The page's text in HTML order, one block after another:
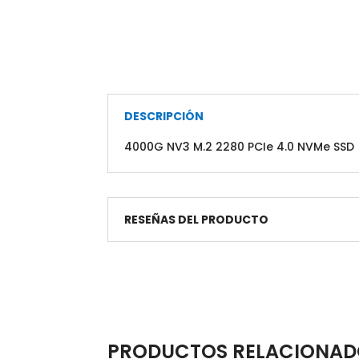
DESCRIPCIÓN
4000G NV3 M.2 2280 PCIe 4.0 NVMe SSD
RESEÑAS DEL PRODUCTO
PRODUCTOS